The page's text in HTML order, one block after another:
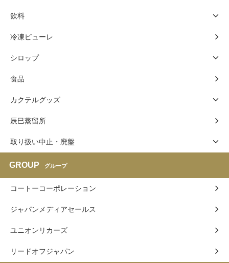
飲料
冷凍ピューレ
シロップ
食品
カクテルグッズ
辰巳蒸留所
取り扱い中止・廃盤
GROUP グループ
コートーコーポレーション
ジャパンメディアセールス
ユニオンリカーズ
リードオフジャパン